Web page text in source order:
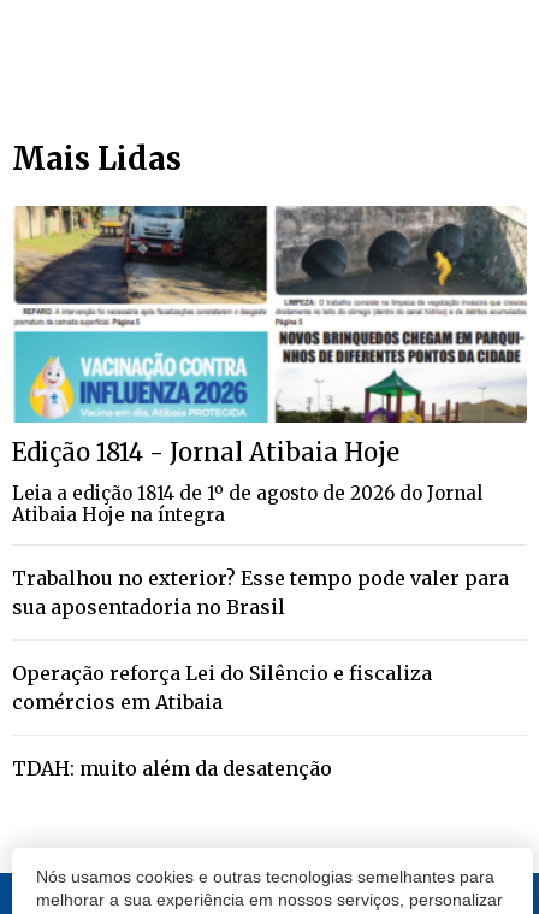
Nós usamos cookies e outras tecnologias semelhantes para
melhorar a sua experiência em nossos serviços, personalizar
Mais Lidas
Edição 1814 - Jornal Atibaia Hoje
Leia a edição 1814 de 1º de agosto de 2026 do Jornal
Atibaia Hoje na íntegra
Trabalhou no exterior? Esse tempo pode valer para
sua aposentadoria no Brasil
Operação reforça Lei do Silêncio e fiscaliza
comércios em Atibaia
TDAH: muito além da desatenção